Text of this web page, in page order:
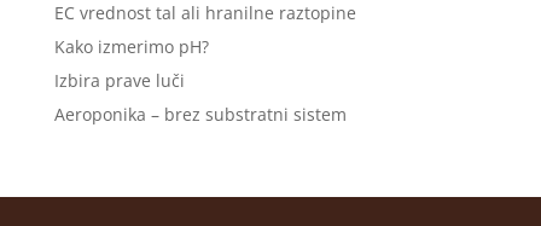
EC vrednost tal ali hranilne raztopine
Kako izmerimo pH?
Izbira prave luči
Aeroponika – brez substratni sistem